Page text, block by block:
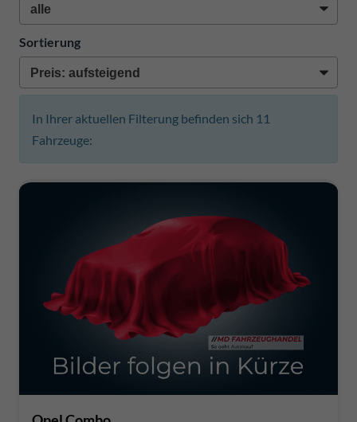
Sortierung
In Ihrer aktuellen Filterung befinden sich 11
Fahrzeuge: